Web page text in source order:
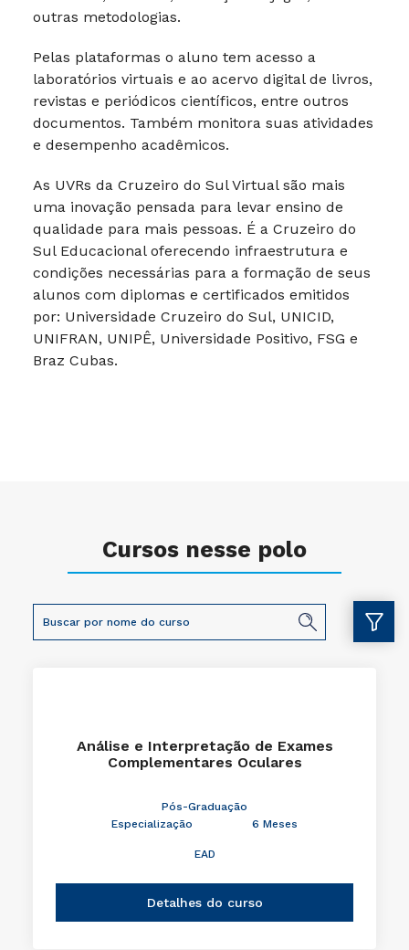
outras metodologias.
Pelas plataformas o aluno tem acesso a
laboratórios virtuais e ao acervo digital de livros,
revistas e periódicos científicos, entre outros
documentos. Também monitora suas atividades
e desempenho acadêmicos.
As UVRs da Cruzeiro do Sul Virtual são mais
uma inovação pensada para levar ensino de
qualidade para mais pessoas. É a Cruzeiro do
Sul Educacional oferecendo infraestrutura e
condições necessárias para a formação de seus
alunos com diplomas e certificados emitidos
por: Universidade Cruzeiro do Sul, UNICID,
UNIFRAN, UNIPÊ, Universidade Positivo, FSG e
Braz Cubas.
Cursos nesse polo
Análise e Interpretação de Exames
Complementares Oculares
Pós-Graduação
Especialização
6 Meses
EAD
Detalhes do curso